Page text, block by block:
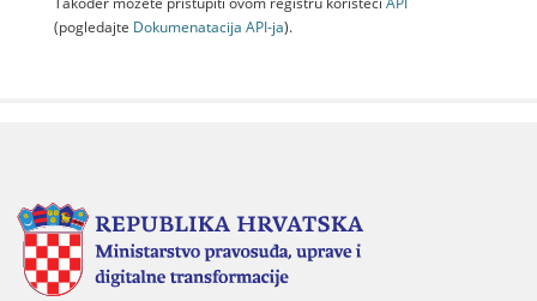
(pogledajte Dokumenаtаcijа API-jа).